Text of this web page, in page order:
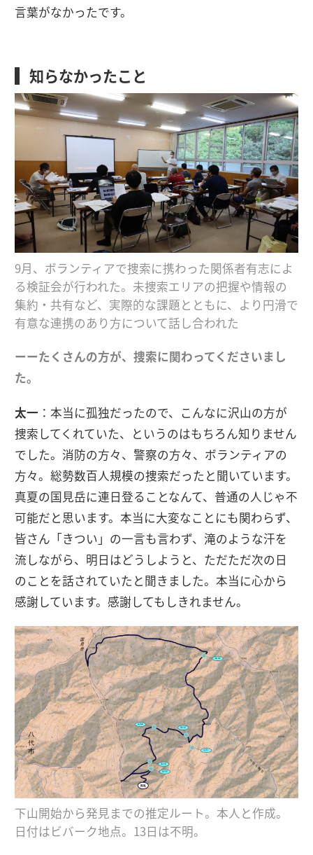
言葉がなかったです。
知らなかったこと
9月、ボランティアで捜索に携わった関係者有志によ
る検証会が行われた。未捜索エリアの把握や情報の
集約・共有など、実際的な課題とともに、より円滑で
有意な連携のあり方について話し合われた
ーーたくさんの方が、捜索に関わってくださいまし
た。
太一 ：本当に孤独だったので、こんなに沢山の方が
捜索してくれていた、というのはもちろん知りません
でした。消防の方々、警察の方々、ボランティアの
方々。総勢数百人規模の捜索だったと聞いています。
真夏の国見岳に連日登ることなんて、普通の人じゃ不
可能だと思います。本当に大変なことにも関わらず、
皆さん「きつい」の一言も言わず、滝のような汗を
流しながら、明日はどうしようと、ただただ次の日
のことを話されていたと聞きました。本当に心から
感謝しています。感謝してもしきれません。
下山開始から発見までの推定ルート。本人と作成。
日付はビバーク地点。13日は不明。